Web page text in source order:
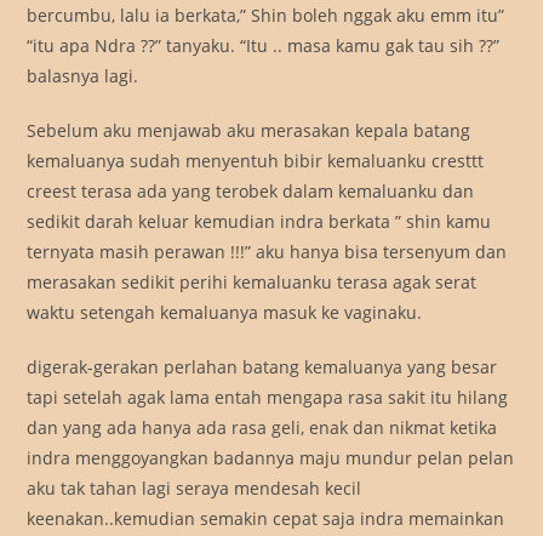
bercumbu, lalu ia berkata,” Shin boleh nggak aku emm itu”
“itu apa Ndra ??” tanyaku. “Itu .. masa kamu gak tau sih ??”
balasnya lagi.
Sebelum aku menjawab aku merasakan kepala batang
kemaluanya sudah menyentuh bibir kemaluanku cresttt
creest terasa ada yang terobek dalam kemaluanku dan
sedikit darah keluar kemudian indra berkata ” shin kamu
ternyata masih perawan !!!” aku hanya bisa tersenyum dan
merasakan sedikit perihi kemaluanku terasa agak serat
waktu setengah kemaluanya masuk ke vaginaku.
digerak-gerakan perlahan batang kemaluanya yang besar
tapi setelah agak lama entah mengapa rasa sakit itu hilang
dan yang ada hanya ada rasa geli, enak dan nikmat ketika
indra menggoyangkan badannya maju mundur pelan pelan
aku tak tahan lagi seraya mendesah kecil
keenakan..kemudian semakin cepat saja indra memainkan